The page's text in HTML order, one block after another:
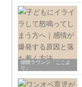
傾聴ラウンジ「ここよ
り」